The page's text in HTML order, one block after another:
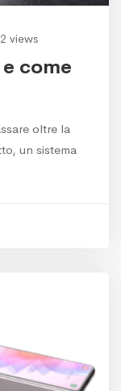
views
come
oltre la
un sistema